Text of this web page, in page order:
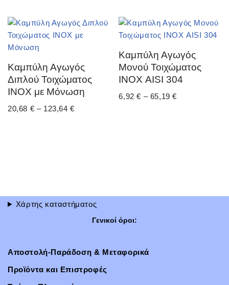
Καμπύλη Αγωγός
Διπλού Τοιχώματος
ΙΝΟΧ με Μόνωση
20,68 € – 123,64€
Καμπύλη Αγωγός
Μονού Τοιχώματος
ΙΝΟΧ AISI 304
6,92€ – 65,19€
Χάρτης καταστήματος
Γενικοί όροι:
Αποστολή-Παράδοση & Μεταφορικά
Προϊόντα και Επιστροφές